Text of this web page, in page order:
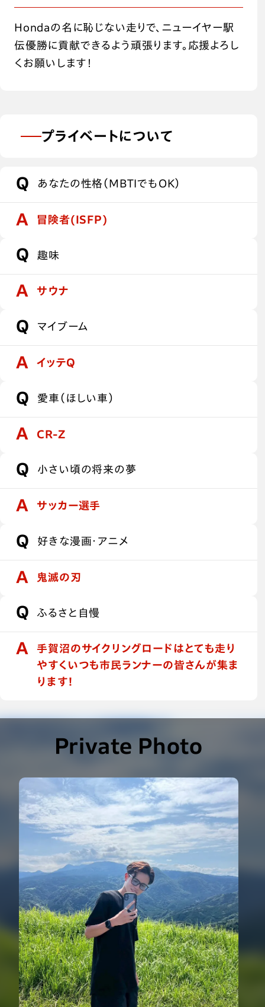
Hondaの名に恥じない走りで、ニューイヤー駅
伝優勝に貢献できるよう頑張ります。応援よろし
くお願いします！
プライベートについて
あなたの性格（MBTIでもOK）
冒険者(ISFP)
趣味
サウナ
マイブーム
イッテQ
愛車（ほしい車）
CR-Z
小さい頃の将来の夢
サッカー選手
好きな漫画・アニメ
鬼滅の刃
ふるさと自慢
手賀沼のサイクリングロードはとても走り
やすくいつも市民ランナーの皆さんが集ま
ります！
Private Photo